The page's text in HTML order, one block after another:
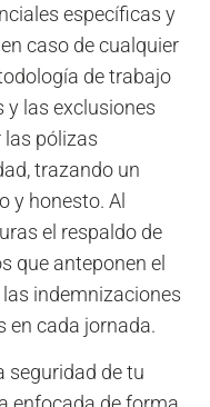
específicas y
caso de cualquier
de trabajo
las exclusiones
las pólizas
trazando un
y honesto. Al
el respaldo de
que anteponen el
indemnizaciones
en cada jornada.
seguridad de tu